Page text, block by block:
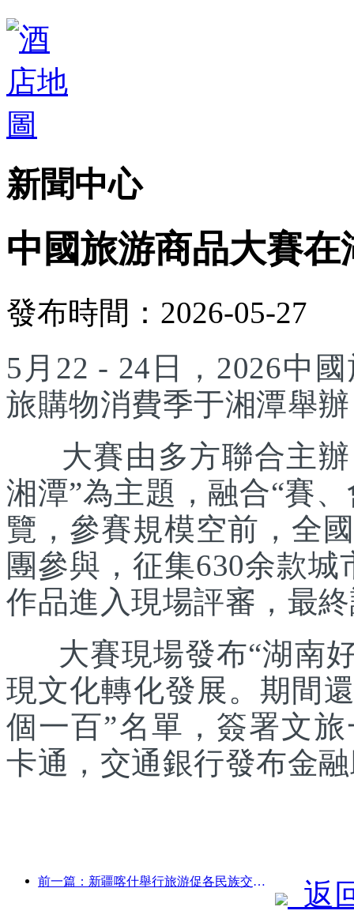
新聞中心
中國旅游商品大賽
發布時間：2026-05-27
5月22 - 24日，2026中
旅購物消費季于湘潭舉
大賽由多方聯合主辦
湘潭”為主題，融合“賽
覽，參賽規模空前，全
團參與，征集630余款
作品進入現場評審，最
大賽現場發布“湖南好
現文化轉化發展。期間
個一百”名單，簽署文
卡通，交通銀行發布金
前一篇：新疆喀什舉行旅游促各民族交流推廣活動 返